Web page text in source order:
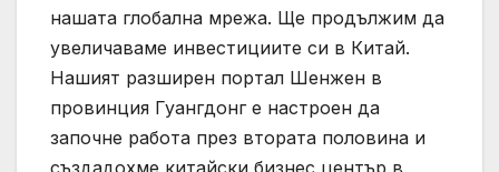
нашата глобална мрежа. Ще продължим да
увеличаваме инвестициите си в Китай.
Нашият разширен портал Шенжен в
провинция Гуангдонг е настроен да
започне работа през втората половина и
създадохме китайски бизнес център в